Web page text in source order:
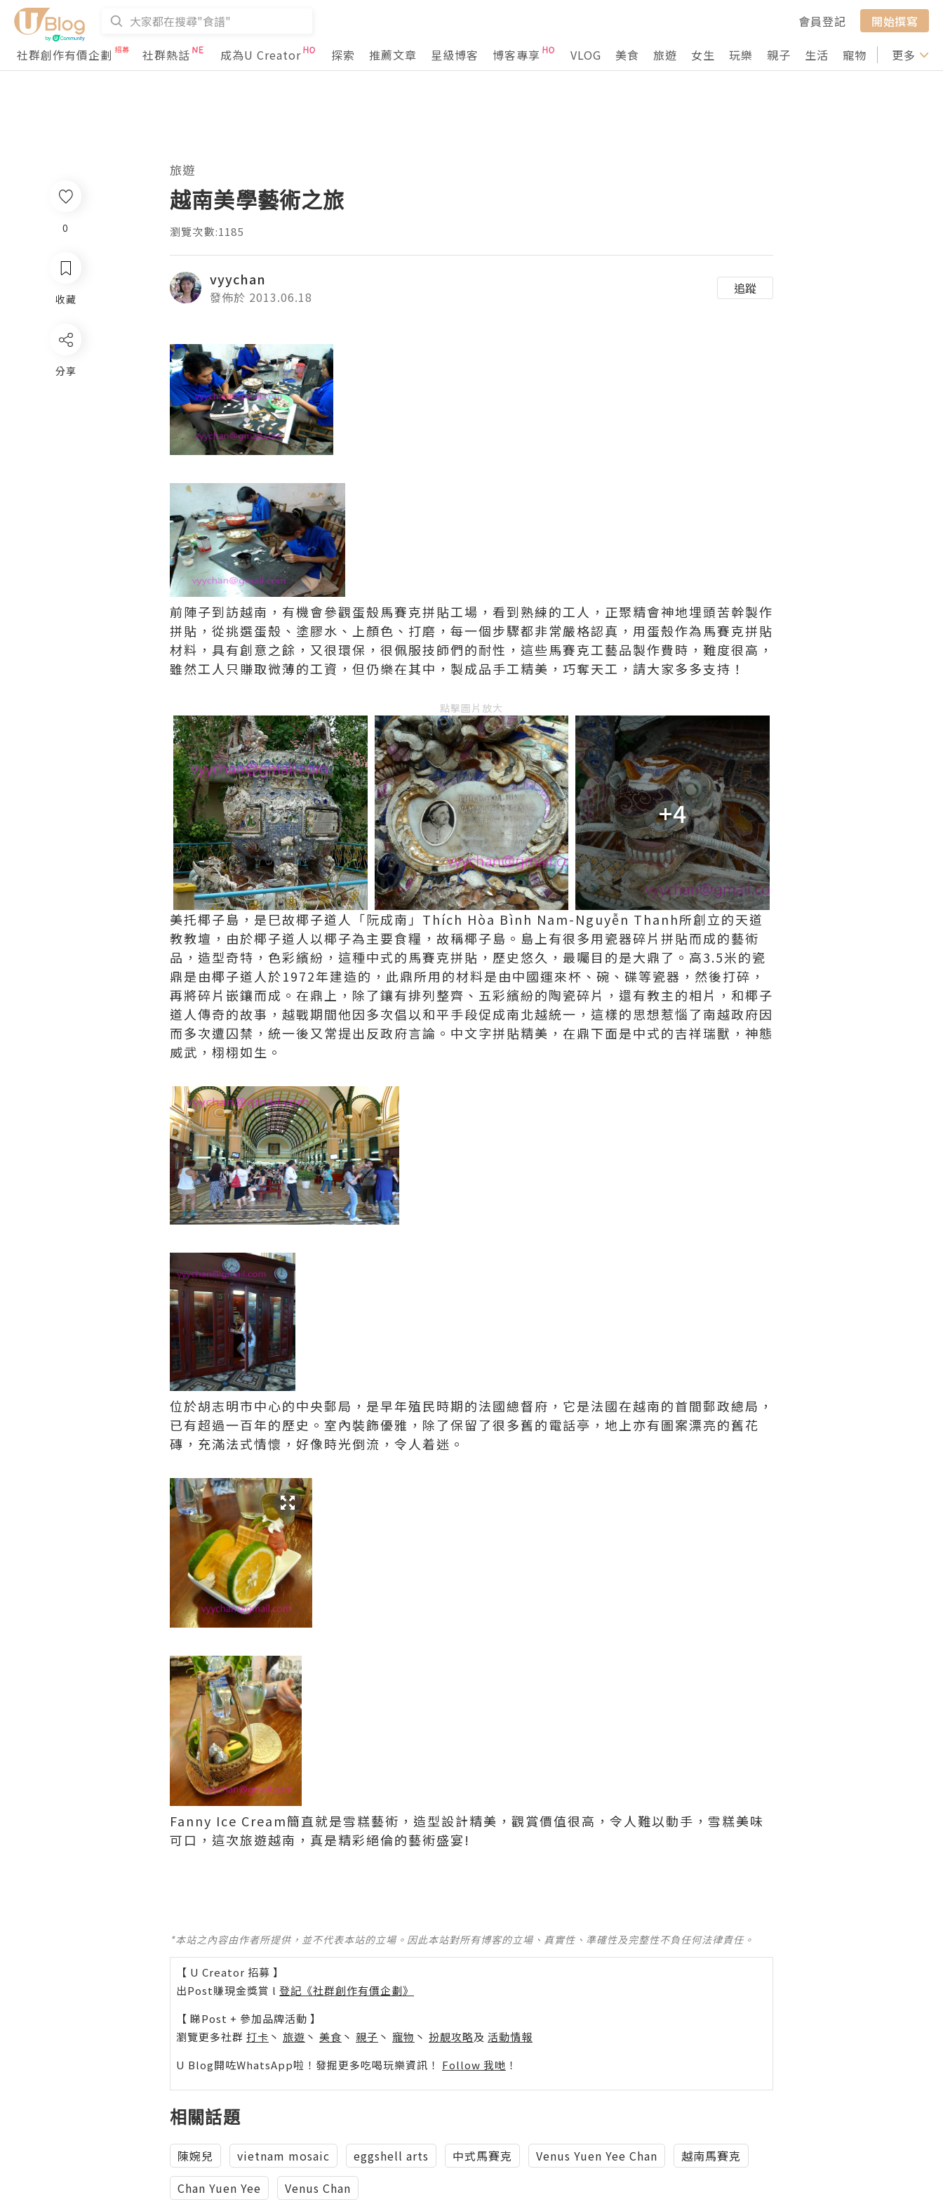
會員登記
開始撰寫
社群創作有價企劃
社群熱話 成為U Creator 探索 推薦文章 星級博客 博客專享 VLOG 美食 旅遊 女生 玩樂 親子 生活 寵物 行山 打卡
更多
0
收藏
分享
旅遊
越南美學藝術之旅
瀏覽次數:1185
vyychan
發佈於 2013.06.18
追蹤
前陣子到訪越南，有機會參觀蛋殼馬賽克拼貼工場，看到熟練的工人，正聚精會神地埋頭苦幹製作
拼貼，從挑選蛋殼、塗膠水、上顏色、打磨，每一個步驟都非常嚴格認真，用蛋殼作為馬賽克拼貼
材料，具有創意之餘，又很環保，很佩服技師們的耐性，這些馬賽克工藝品製作費時，難度很高，
雖然工人只賺取微薄的工資，但仍樂在其中，製成品手工精美，巧奪天工，請大家多多支持！
點擊圖片放大
+4
美托椰子島，是巳故椰子道人「阮成南」Thích Hòa Bình Nam-Nguyễn Thanh所創立的天道
教教壇，由於椰子道人以椰子為主要食糧，故稱椰子島。島上有很多用瓷器碎片拼貼而成的藝術
品，造型奇特，色彩繽紛，這種中式的馬賽克拼貼，歷史悠久，最囑目的是大鼎了。高3.5米的瓷
鼎是由椰子道人於1972年建造的，此鼎所用的材料是由中國運來杯、碗、碟等瓷器，然後打碎，
再將碎片嵌鑲而成。在鼎上，除了鑲有排列整齊、五彩繽紛的陶瓷碎片，還有教主的相片，和椰子
道人傳奇的故事，越戰期間他因多次倡以和平手段促成南北越統一，這樣的思想惹惱了南越政府因
而多次遭囚禁，統一後又常提出反政府言論。中文字拼貼精美，在鼎下面是中式的吉祥瑞獸，神態
威武，栩栩如生。
位於胡志明市中心的中央郵局，是早年殖民時期的法國總督府，它是法國在越南的首間郵政總局，
已有超過一百年的歷史。室內裝飾優雅，除了保留了很多舊的電話亭，地上亦有圖案漂亮的舊花
磚，充滿法式情懷，好像時光倒流，令人着迷。
Fanny Ice Cream簡直就是雪糕藝術，造型設計精美，觀賞價值很高，令人難以動手，雪糕美味
可口，這次旅遊越南，真是精彩絕倫的藝術盛宴!
*本站之內容由作者所提供，並不代表本站的立場。因此本站對所有博客的立場、真實性、準確性及完整性不負任何法律責任。
【 U Creator 招募 】
出Post賺現金獎賞 l 登記《社群創作有價企劃》
【 睇Post + 參加品牌活動 】
瀏覽更多社群 打卡 丶 旅遊 丶 美食 丶 親子 丶 寵物 丶 扮靚攻略及 活動情報
U Blog開咗WhatsApp啦！發掘更多吃喝玩樂資訊！ Follow 我哋 ！
相關話題
陳婉兒 vietnam mosaic eggshell arts 中式馬賽克 Venus Yuen Yee Chan
越南馬賽克
Chan Yuen Yee
Venus Chan